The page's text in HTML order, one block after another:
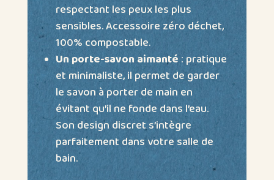
respectant les peux les plus
sensibles. Accessoire zéro déchet,
100% compostable.
Un porte-savon aimanté : pratique
et minimaliste, il permet de garder
le savon à porter de main en
évitant qu’il ne fonde dans l’eau.
Son design discret s’intègre
parfaitement dans votre salle de
bain.